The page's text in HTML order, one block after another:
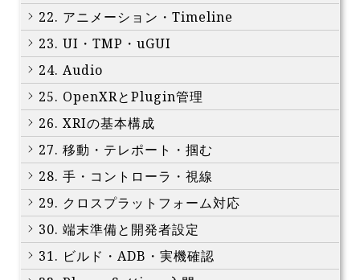
22. アニメーション・Timeline
23. UI・TMP・uGUI
24. Audio
25. OpenXRとPlugin管理
26. XRIの基本構成
27. 移動・テレポート・掴む
28. 手・コントローラ・視線
29. クロスプラットフォーム対応
30. 端末準備と開発者設定
31. ビルド・ADB・実機確認